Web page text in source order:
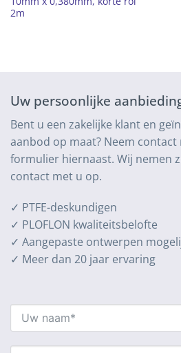
2m
Uw persoonlijke
Bent u een zakelijke klant en
aanbod op maat? Neem
formulier hiernaast. Wij nemen
contact met u op.
✓ PTFE-deskundigen
✓ PLOFLON kwaliteitsbelofte
✓ Aangepaste ontwerpen
✓ Meer dan 20 jaar ervaring